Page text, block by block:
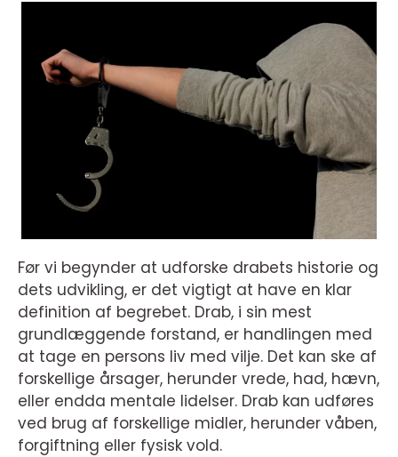
Før vi begynder at udforske drabets historie og
dets udvikling, er det vigtigt at have en klar
definition af begrebet. Drab, i sin mest
grundlæggende forstand, er handlingen med
at tage en persons liv med vilje. Det kan ske af
forskellige årsager, herunder vrede, had, hævn,
eller endda mentale lidelser. Drab kan udføres
ved brug af forskellige midler, herunder våben,
forgiftning eller fysisk vold.